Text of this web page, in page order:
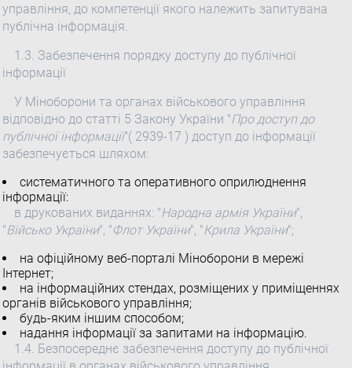
управління, до компетенції якого належить запитувана
публічна інформація.
1.3. Забезпечення порядку доступу до публічної
інформації
У Міноборони та органах військового управління
відповідно до статті 5 Закону України "Про доступ до
публічної інформації"( 2939-17 ) доступ до інформації
забезпечується шляхом:
систематичного та оперативного оприлюднення
інформації:
в друкованих виданнях: "Народна армія України",
"Військо України", "Флот України", "Крила України";
на офіційному веб-порталі Міноборони в мережі
Інтернет;
на інформаційних стендах, розміщених у приміщеннях
органів військового управління;
будь-яким іншим способом;
надання інформації за запитами на інформацію.
1.4. Безпосереднє забезпечення доступу до публічної